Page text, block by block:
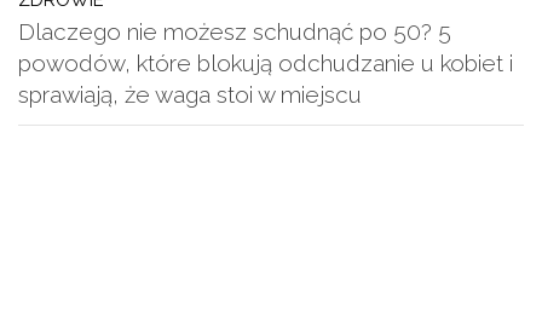
Dlaczego nie możesz schudnąć po 50? 5
powodów, które blokują odchudzanie u kobiet i
sprawiają, że waga stoi w miejscu